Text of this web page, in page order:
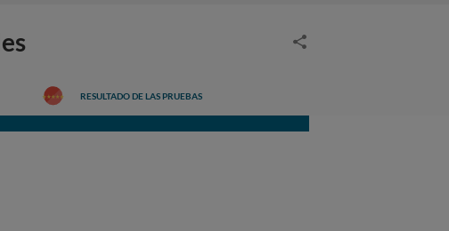
RESULTADO DE LAS PRUEBAS